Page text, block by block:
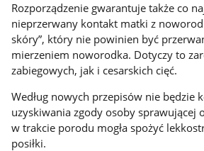
Rozporządzenie gwarantuje także co
nieprzerwany kontakt matki z
skóry”, który nie powinien być
mierzeniem noworodka. Dotyczy to
zabiegowych, jak i cesarskich cięć.
Według nowych przepisów nie będzie
uzyskiwania zgody osoby sprawującej
w trakcie porodu mogła spożyć
posiłki.